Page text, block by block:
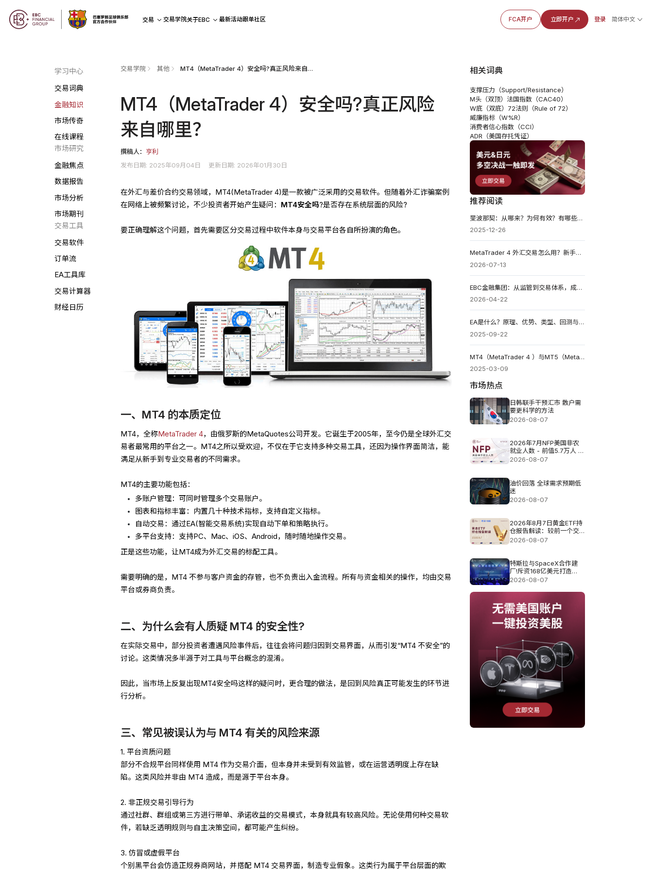
交易 交易学院关于EBC 最新活动跟单社区 FCA开户 立即开户 登录 简体中文
学习中心
交易词典
金融知识
市场传奇
在线课程
市场研究
金融焦点
数据报告
市场分析
市场期刊
交易工具
交易软件
订单流
EA工具库
交易计算器
财经日历
交易学院 其他 MT4（MetaTrader 4）安全吗?真正风险来自哪里？
MT4（MetaTrader 4）安全吗?真正风险
来自哪里？
撰稿人： 亨利
发布日期: 2025年09月04日
更新日期: 2026年01月30日
在外汇与差价合约交易领域，MT4(MetaTrader 4)是一款被广泛采用的交易软件。但随着外汇诈骗案例
在网络上被频繁讨论，不少投资者开始产生疑问： MT4安全吗?是否存在系统层面的风险?
要正确理解这个问题，首先需要区分交易过程中软件本身与交易平台各自所扮演的角色。
一、MT4 的本质定位
MT4，全称MetaTrader 4，由俄罗斯的MetaQuotes公司开发。它诞生于2005年，至今仍是全球外汇交
易者最常用的平台之一。MT4之所以受欢迎，不仅在于它支持多种交易工具，还因为操作界面简洁，能
满足从新手到专业交易者的不同需求。
MT4的主要功能包括：
多账户管理：可同时管理多个交易账户。
图表和指标丰富：内置几十种技术指标，支持自定义指标。
自动交易：通过EA(智能交易系统)实现自动下单和策略执行。
多平台支持：支持PC、Mac、iOS、Android，随时随地操作交易。
正是这些功能，让MT4成为外汇交易的标配工具。
需要明确的是，MT4 不参与客户资金的存管，也不负责出入金流程。所有与资金相关的操作，均由交易
平台或券商负责。
二、为什么会有人质疑 MT4 的安全性?
在实际交易中，部分投资者遭遇风险事件后，往往会将问题归因到交易界面，从而引发“MT4 不安全”的
讨论。这类情况多半源于对工具与平台概念的混淆。
因此，当市场上反复出现MT4安全吗这样的疑问时，更合理的做法，是回到风险真正可能发生的环节进
行分析。
三、常见被误认为与 MT4 有关的风险来源
1. 平台资质问题
部分不合规平台同样使用 MT4 作为交易介面，但本身并未受到有效监管，或在运营透明度上存在缺
陷。这类风险并非由 MT4 造成，而是源于平台本身。
2. 非正规交易引导行为
通过社群、群组或第三方进行带单、承诺收益的交易模式，本身就具有较高风险。无论使用何种交易软
件，若缺乏透明规则与自主决策空间，都可能产生纠纷。
3. 仿冒或虚假平台
个别黑平台会仿造正规券商网站，并搭配 MT4 交易界面，制造专业假象。这类行为属于平台层面的欺
相关词典
支撑压力（Support/Resistance）
M头（双顶） 法国指数（CAC40）
W底（双底） 72法则（Rule of 72）
威廉指标（W%R）
消费者信心指数（CCI）
ADR（美国存托凭证）
推荐阅读
斐波那契：从哪来？为何有效？有哪些工具？如何使用？
2025-12-26
MetaTrader 4 外汇交易怎么用？新手看懂MT4下单、图表工具与交易风险
2026-07-13
EBC金融集团：从监管到交易体系，成就全球最佳券商！
2026-04-22
EA是什么？原理、优势、类型、回测与MT4/MT5安装教学
2025-09-22
MT4（MetaTrader 4 ）与MT5（MetaTrader 5）是什么?外汇与多资产交易的选择指南
2025-03-09
市场热点
日韩联手干预汇市 散户需
要更科学的方法
2026-08-07
2026年7月NFP美国非农
就业人数 - 前值5.7万人 预
测值8.3万
2026-08-07
油价回落 全球需求预期低
迷
2026-08-07
2026年8月7日黄金ETF持
仓报告解读：较前一个交
易日增加0.571吨
2026-08-07
特斯拉与SpaceX合作建
厂!斥资168亿美元打造
Terafab基地
2026-08-07